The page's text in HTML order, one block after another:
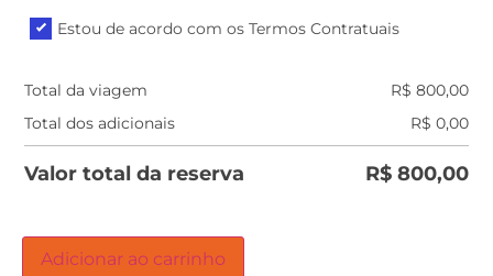
Estou de acordo com os Termos Contratuais
Total da viagem R$ 800,00
Total dos adicionais
R$ 0,00
Valor total da reserva R$ 800,00
Adicionar ao carrinho